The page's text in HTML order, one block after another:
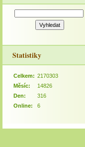
Statistiky
Online: 6
Celkem: 2170303
Měsíc:
14826
Den:
316